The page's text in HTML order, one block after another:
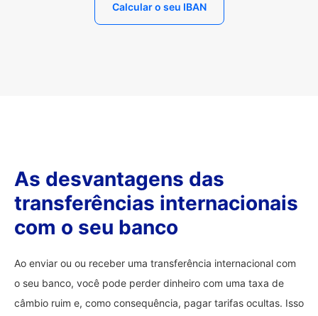
Calcular o seu IBAN
As desvantagens das
transferências internacionais
com o seu banco
Ao enviar ou ou receber uma transferência internacional com
o seu banco, você pode perder dinheiro com uma taxa de
câmbio ruim e, como consequência, pagar tarifas ocultas. Isso